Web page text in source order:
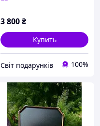
3 800₴
Купить
Світ подарунків 100%